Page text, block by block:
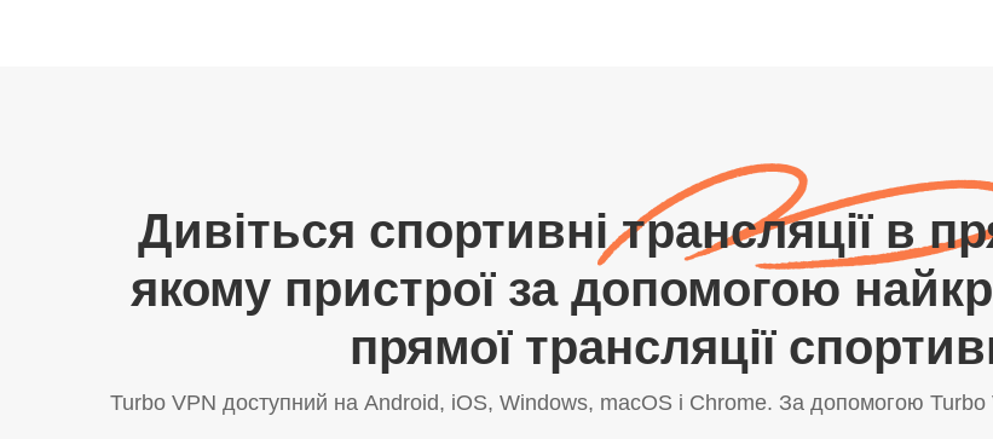
Дивіться спортивні трансляції в
якому пристрої за допомогою
прямої трансляції
Turbo VPN доступний на Android, iOS, Windows, macOS і Chrome. За допомогою